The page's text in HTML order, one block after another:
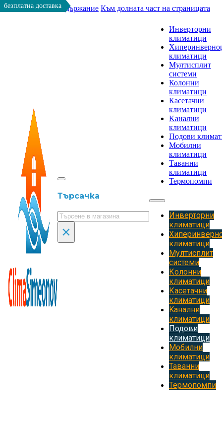
Към основното съдържание Към долната част на страницата
Търсачка
Търсене
×
Инверторни
климатици
климатици
Мултисплит
системи
Колонни
климатици
Касетачни
климатици
Kанални
климатици
Подови
Мобилни
климатици
Таванни
климатици
Термопомпи
Инверторни
климатици
климатици
Мултисплит
системи
Колонни
климатици
Касетачни
климатици
Kанални
климатици
Подови
климатици
Мобилни
климатици
Таванни
климатици
Термопомпи
безплатна доставка